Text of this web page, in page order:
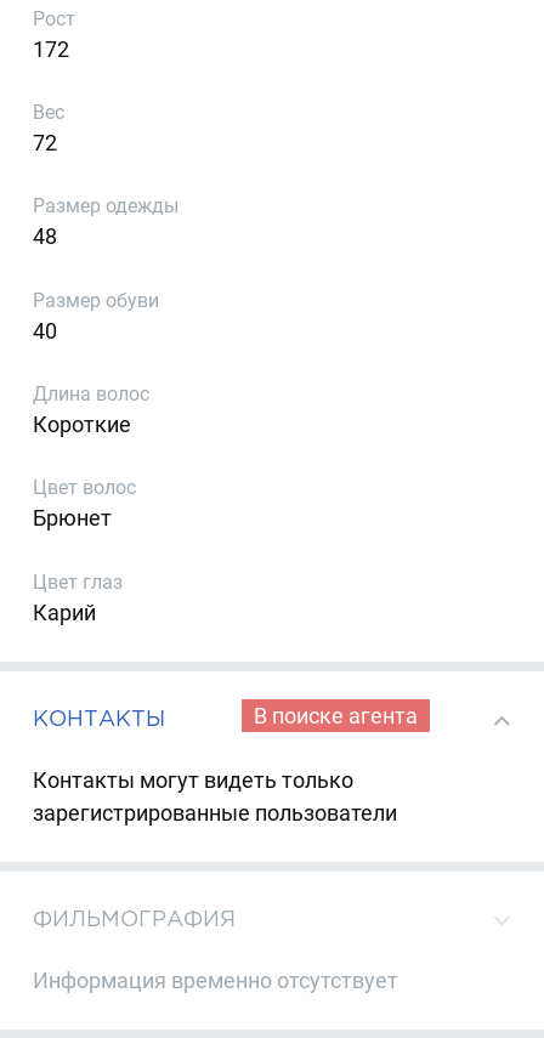
Рост
172
Вес
72
Размер одежды
48
Размер обуви
40
Длина волос
Короткие
Цвет волос
Брюнет
Цвет глаз
Карий
КОНТАКТЫ В поиске агента
Контакты могут видеть только
зарегистрированные пользователи
ФИЛЬМОГРАФИЯ
Информация временно отсутствует